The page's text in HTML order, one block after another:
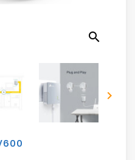
search
